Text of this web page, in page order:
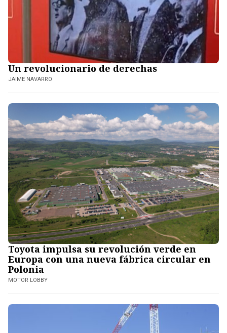
Un revolucionario de derechas
JAIME NAVARRO
Toyota impulsa su revolución verde en
Europa con una nueva fábrica circular en
Polonia
MOTOR LOBBY